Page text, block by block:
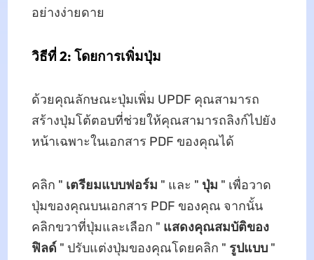
อย่างง่ายดาย
วิธีที่ 2: โดยการเพิ่มปุ่ม
ด้วยคุณลักษณะปุ่มเพิ่ม UPDF คุณสามารถ
สร้างปุ่มโต้ตอบที่ช่วยให้คุณสามารถลิงก์ไปยัง
หน้าเฉพาะในเอกสาร PDF ของคุณได้
คลิก " เตรียมแบบฟอร์ม " และ " ปุ่ม " เพื่อวาด
ปุ่มของคุณบนเอกสาร PDF ของคุณ จากนั้น
คลิกขวาที่ปุ่มและเลือก " แสดงคุณสมบัติของ
ฟิลด์ " ปรับแต่งปุ่มของคุณโดยคลิก " รูปแบบ"